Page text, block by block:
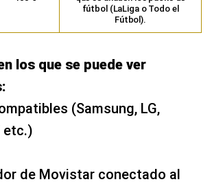
fútbol (LaLiga o Todo el
Fútbol).
los que se puede ver
(Samsung, LG,
etc.)
de Movistar conectado al